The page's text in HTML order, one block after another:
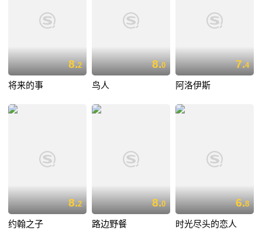
8.2
将来的事
8.0
鸟人
7.4
阿洛伊斯
8.2
约翰之子
8.0
路边野餐
6.8
时光尽头的恋人